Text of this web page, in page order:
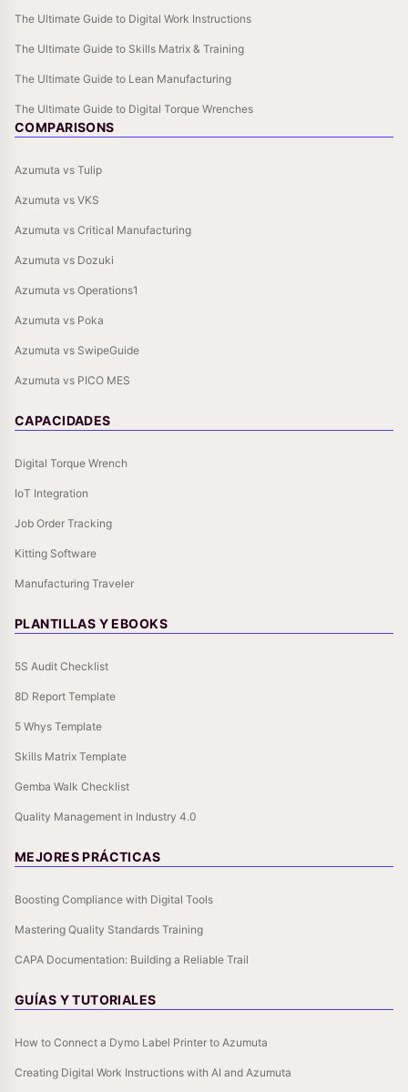
The Ultimate Guide to Digital Work Instructions
The Ultimate Guide to Skills Matrix & Training
The Ultimate Guide to Lean Manufacturing
The Ultimate Guide to Digital Torque Wrenches
COMPARISONS
Azumuta vs Tulip
Azumuta vs VKS
Azumuta vs Critical Manufacturing
Azumuta vs Dozuki
Azumuta vs Operations1
Azumuta vs Poka
Azumuta vs SwipeGuide
Azumuta vs PICO MES
CAPACIDADES
Digital Torque Wrench
IoT Integration
Job Order Tracking
Kitting Software
Manufacturing Traveler
PLANTILLAS Y EBOOKS
5S Audit Checklist
8D Report Template
5 Whys Template
Skills Matrix Template
Gemba Walk Checklist
Quality Management in Industry 4.0
MEJORES PRÁCTICAS
Boosting Compliance with Digital Tools
Mastering Quality Standards Training
CAPA Documentation: Building a Reliable Trail
GUÍAS Y TUTORIALES
How to Connect a Dymo Label Printer to Azumuta
Creating Digital Work Instructions with AI and Azumuta